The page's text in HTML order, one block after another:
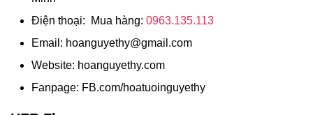
Điện thoại: Mua hàng: 0963.135.113
Email: hoanguyethy@gmail.com
Website: hoanguyethy.com
Fanpage: FB.com/hoatuoinguyethy